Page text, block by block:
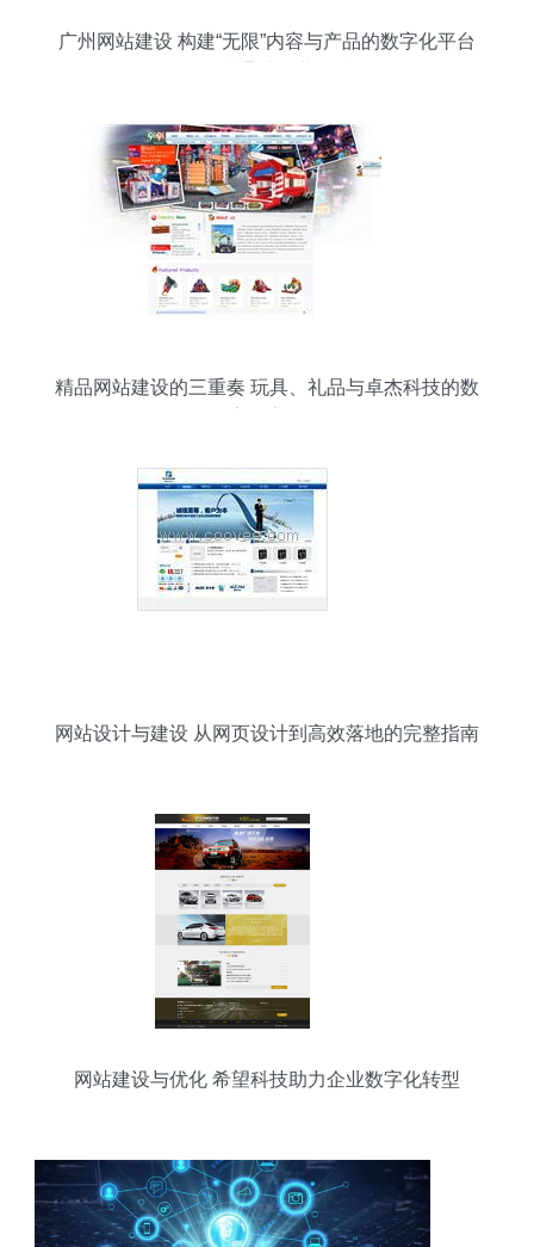
广州网站建设 构建“无限”内容与产品的数字化平台
精品网站建设的三重奏 玩具、礼品与卓杰科技的数
网站设计与建设 从网页设计到高效落地的完整指南
网站建设与优化 希望科技助力企业数字化转型